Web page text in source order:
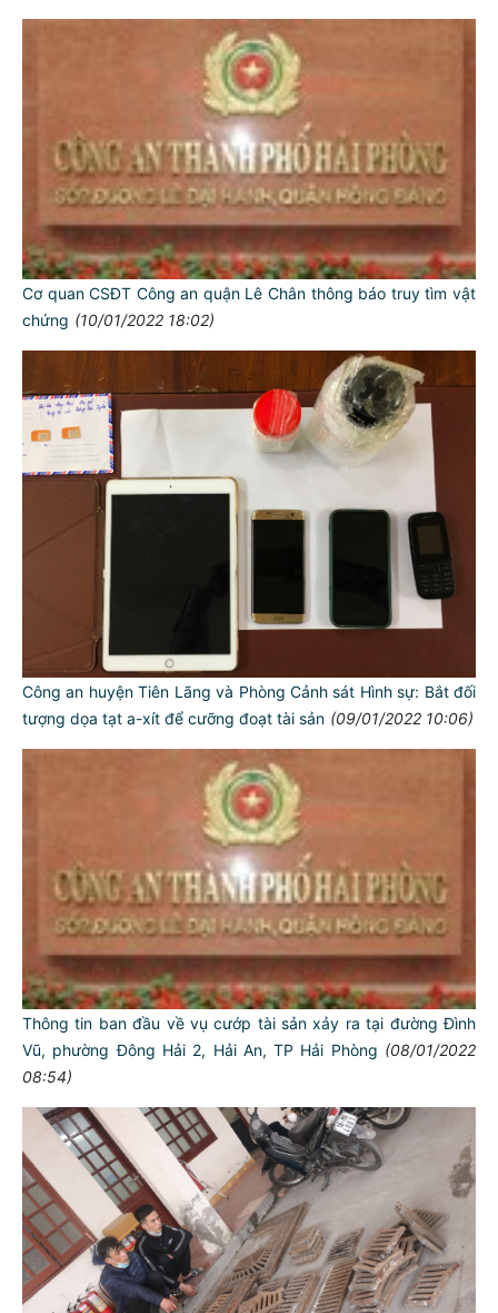
Cơ quan CSĐT Công an quận Lê Chân thông báo truy tìm vật
chứng (10/01/2022 18:02)
Công an huyện Tiên Lãng và Phòng Cảnh sát Hình sự: Bắt đối
tượng dọa tạt a-xít để cưỡng đoạt tài sản (09/01/2022 10:06)
Thông tin ban đầu về vụ cướp tài sản xảy ra tại đường Đình
Vũ, phường Đông Hải 2, Hải An, TP Hải Phòng (08/01/2022
08:54)